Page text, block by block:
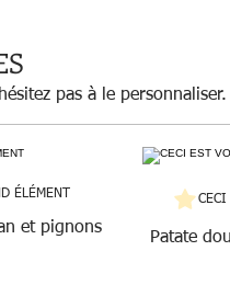
pas à le personnaliser.
ÉLÉMENT
et pignons
CECI
Patate